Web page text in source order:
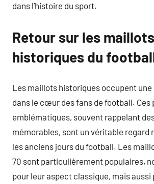
dans l’histoire du sport.
Retour sur les maillots
historiques du
Les maillots historiques occupent
dans le cœur des fans de football. Ces
emblématiques, souvent rappelant
mémorables, sont un véritable regard
les anciens jours du football. Les
70 sont particulièrement populaires,
pour leur aspect classique, mais aussi